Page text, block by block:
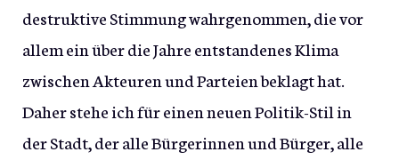
destruktive Stimmung wahrgenommen, die vor
allem ein über die Jahre entstandenes Klima
zwischen Akteuren und Parteien beklagt hat.
Daher stehe ich für einen neuen Politik-Stil in
der Stadt, der alle Bürgerinnen und Bürger, alle